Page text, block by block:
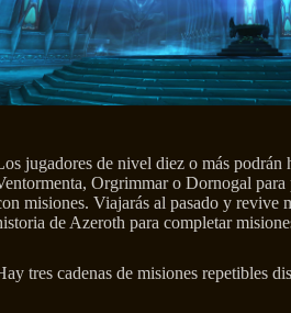
jugadores de nivel diez o más podrán
Orgrimmar o Dornogal para
misiones. Viajarás al pasado y revive
de Azeroth para completar
tres cadenas de misiones repetibles